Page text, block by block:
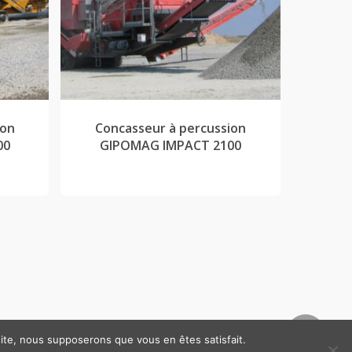
Concasseur à percussion
GIPOMAG IMPACT 2100
légales
nous supposerons que vous en êtes satisfait.